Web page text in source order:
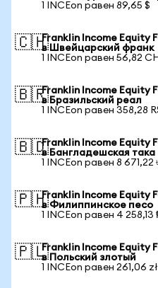
1 INCEon равен 89,65 $
🇨🇭Franklin Income Equity
в Швейцарский франк
1 INCEon равен 56,82
🇧🇷Franklin Income Equity
в Бразильский реал
1 INCEon равен 358,28
🇧🇩Franklin Income Equity
в Бангладешская така
1 INCEon равен 8 671,22
🇵🇭Franklin Income Equity
в Филиппинское песо
1 INCEon равен 4 258,13
🇵🇱Franklin Income Equity
в Польский злотый
1 INCEon равен 261,06 zł